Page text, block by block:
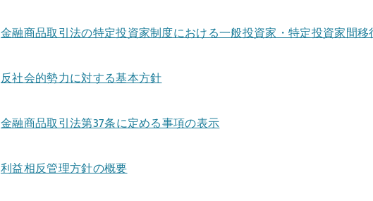
金融商品取引法の特定投資家制度における一般投資家・特定投資家間移
反社会的勢力に対する基本方針
金融商品取引法第37条に定める事項の表示
利益相反管理方針の概要